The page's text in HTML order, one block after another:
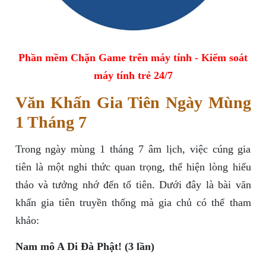
Phần mềm Chặn Game trên máy tính - Kiểm soát
máy tính trẻ 24/7
Văn Khấn Gia Tiên Ngày Mùng
1 Tháng 7
Trong ngày mùng 1 tháng 7 âm lịch, việc cúng gia
tiên là một nghi thức quan trọng, thể hiện lòng hiếu
thảo và tưởng nhớ đến tổ tiên. Dưới đây là bài văn
khấn gia tiên truyền thống mà gia chủ có thể tham
khảo:
Nam mô A Di Đà Phật! (3 lần)